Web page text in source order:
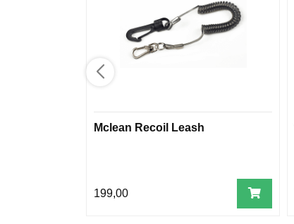
Mclean Recoil Leash
199,00